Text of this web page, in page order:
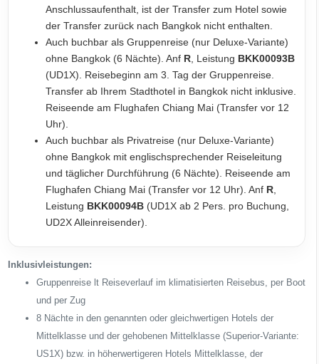
Anschlussaufenthalt, ist der Transfer zum Hotel sowie
der Transfer zurück nach Bangkok nicht enthalten.
Auch buchbar als Gruppenreise (nur Deluxe-Variante)
ohne Bangkok (6 Nächte). Anf R, Leistung BKK00093B
(UD1X). Reisebeginn am 3. Tag der Gruppenreise.
Transfer ab Ihrem Stadthotel in Bangkok nicht inklusive.
Reiseende am Flughafen Chiang Mai (Transfer vor 12
Uhr).
Auch buchbar als Privatreise (nur Deluxe-Variante)
ohne Bangkok mit englischsprechender Reiseleitung
und täglicher Durchführung (6 Nächte). Reiseende am
Flughafen Chiang Mai (Transfer vor 12 Uhr). Anf R,
Leistung BKK00094B (UD1X ab 2 Pers. pro Buchung,
UD2X Alleinreisender).
Inklusivleistungen:
Gruppenreise lt Reiseverlauf im klimatisierten Reisebus, per Boot
und per Zug
8 Nächte in den genannten oder gleichwertigen Hotels der
Mittelklasse und der gehobenen Mittelklasse (Superior-Variante:
US1X) bzw. in höherwertigeren Hotels Mittelklasse, der